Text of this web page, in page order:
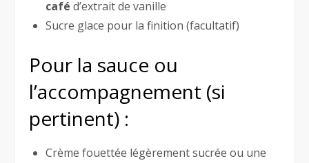
café d’extrait de vanille
Sucre glace pour la finition (facultatif)
Pour la sauce ou
l’accompagnement (si
pertinent) :
Crème fouettée légèrement sucrée ou une